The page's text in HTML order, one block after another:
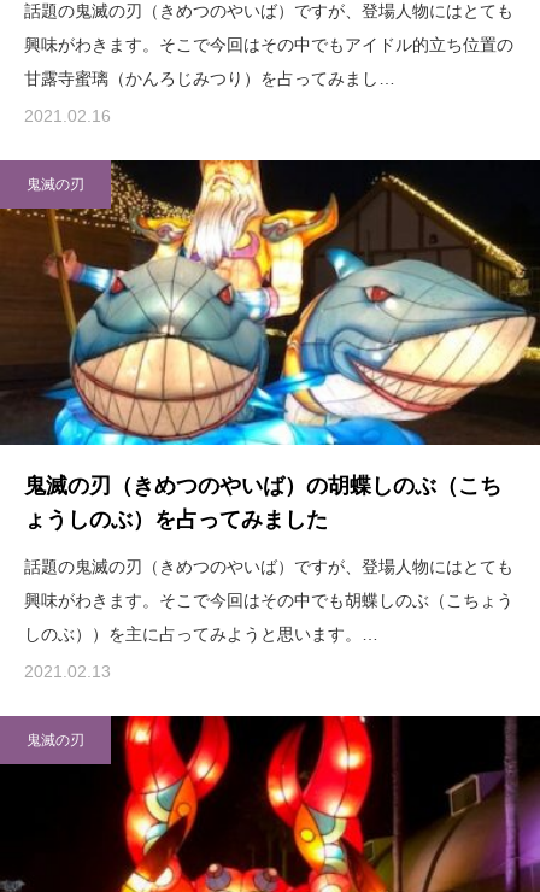
話題の鬼滅の刃（きめつのやいば）ですが、登場人物にはとても
興味がわきます。そこで今回はその中でもアイドル的立ち位置の
甘露寺蜜璃（かんろじみつり）を占ってみまし…
2021.02.16
鬼滅の刃
鬼滅の刃（きめつのやいば）の胡蝶しのぶ（こち
ょうしのぶ）を占ってみました
話題の鬼滅の刃（きめつのやいば）ですが、登場人物にはとても
興味がわきます。そこで今回はその中でも胡蝶しのぶ（こちょう
しのぶ））を主に占ってみようと思います。…
2021.02.13
鬼滅の刃